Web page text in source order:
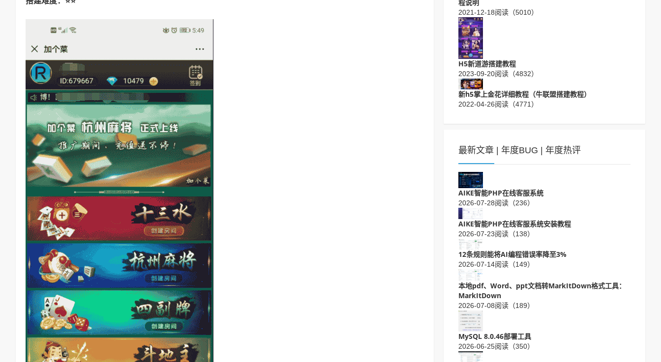
程说明
2021-12-18阅读（5010）
H5新道游搭建教程
2023-09-20阅读（4832）
新h5掌上金花详细教程（牛联盟搭建教程）
2022-04-26阅读（4771）
最新文章 年度BUG 年度热评
AIKE智能PHP在线客服系统
2026-07-28阅读（236）
AIKE智能PHP在线客服系统安装教程
2026-07-23阅读（138）
12条规则能将AI编程错误率降至3%
2026-07-14阅读（149）
本地pdf、Word、ppt文档转MarkItDown格式工具：
MarkItDown
2026-07-08阅读（189）
MySQL 8.0.46部署工具
2026-06-25阅读（350）